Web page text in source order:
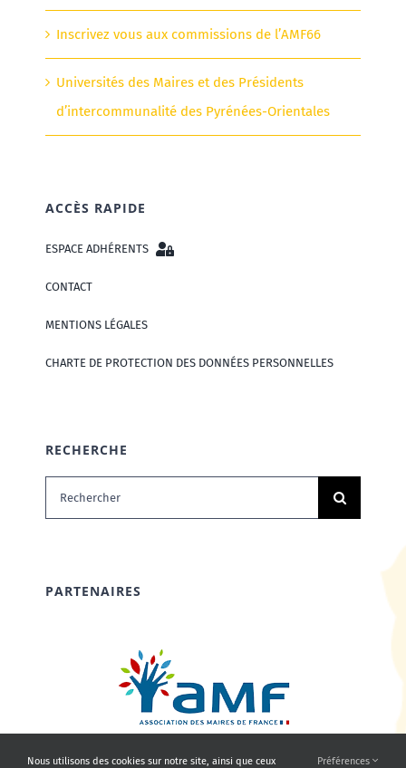
Inscrivez vous aux commissions de l’AMF66
Universités des Maires et des Présidents
d’intercommunalité des Pyrénées-Orientales
ACCÈS RAPIDE
ESPACE ADHÉRENTS
CONTACT
MENTIONS LÉGALES
CHARTE DE PROTECTION DES DONNÉES PERSONNELLES
RECHERCHE
Rechercher:
PARTENAIRES
Nous utilisons des cookies sur notre site, ainsi que ceux Préférences